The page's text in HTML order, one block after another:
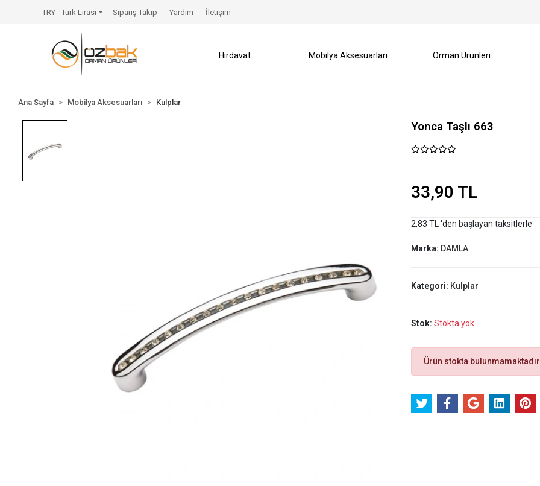
TRY - Türk Lirası Sipariş Takip Yardım İletişim
Hırdavat Mobilya Aksesuarları Orman Ürünleri
Ana Sayfa Mobilya Aksesuarları Kulplar
Yonca Taşlı 663
33,90 TL
2,83 TL 'den başlayan taksitlerle
Marka: DAMLA
Kategori: Kulplar
Stok: Stokta yok
Ürün stokta